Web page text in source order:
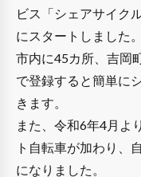
ビス「シェアサイク
にスタートしました。
市内に45カ所、吉岡
で登録すると簡単に
きます。
また、令和6年4月よ
ト自転車が加わり、
になりました。